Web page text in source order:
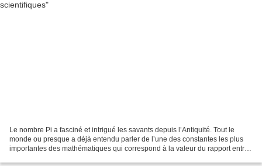
Le nombre Pi a fasciné et intrigué les savants depuis l’Antiquité. Tout le
monde ou presque a déjà entendu parler de l’une des constantes les plus
importantes des mathématiques qui correspond à la valeur du rapport entre